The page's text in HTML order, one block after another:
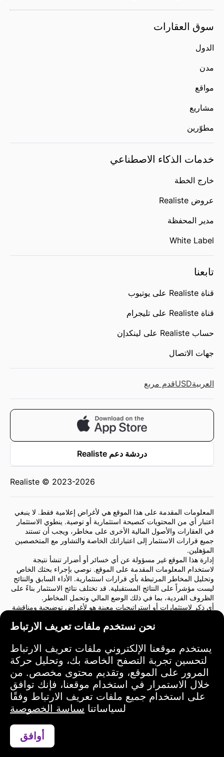
نحن نستخدم ملفات تعريف الارتباط
يستخدم موقعنا الإلكتروني ملفات تعريف الارتباط
لتحسين تجربة التصفح الخاصة بك، وتحليل حركة
المرور على الموقع، وتقديم محتوى مخصص. من
خلال الاستمرار في استخدام موقعنا، فإنك توافق
على استخدام جميع ملفات تعريف الارتباط وفقًا
لسياساتنا سياسة الخصوصية
أوافق
سوق العقارات
الدول
مدن
مواقع
مشاريع
مطوّرين
خدمات الذكاء الاصطناعي
خارج الخطة
عروض Realiste
مدير المحفظة
White Label
تابعنا
قناة Realiste على يوتيوب
قناة Realiste على تليجرام
حساب Realiste على لينكدإن
جهات الاتصال
العربيةUSDقدم مربع
دردشة دعم Realiste
Realiste © 2023-2026
المعلومات المقدمة على هذا الموقع هي لأغراض إعلامية فقط. لا ينبغي
اعتبار أي من المحتويات كنصيحة استثمارية أو توصية. ينطوي الاستثمار
في العقارات والأصول المالية الأخرى على مخاطر، ويجب أن تستند
جميع قرارات الاستثمار إلى اعتباراتك الخاصة والتشاور مع المتخصصين
المؤهلين.
إدارة هذا الموقع غير مسؤولة عن أي خسائر أو أضرار تنشأ نتيجة
لاستخدام المعلومات المقدمة على الموقع. نوصي بإجراء بحثك الخاص
وتحليل المخاطر المرتبطة بأي قرارات استثمارية. الأداء السابق والنتائج
ليست مؤشراً على النتائج المستقبلية. قد تختلف نتائج الاستثمار بناءً على
الظروف الفردية، بما في ذلك الوضع المالي وتحمل المخاطر.
أي ذكر لاستثمارات أو استراتيجيات معينة هو لأغراض توضيحية ومناقشة
قرارات استثمارية. أنت وحدك المسؤول عن أفعالك الاستثمارية
والمخاطر المرتبطة بها.
باستخدام هذا الموقع، فإنك توافق على أن إدارة الموقع ليست مسؤولة
عن أي خسائر أو أضرار مباشرة أو غير مباشرة ناتجة عن استخدام
المعلومات المقدمة على الموقع.
يرجى توخي الحذر والحكمة عند اتخاذ قرارات الاستثمار.
شروط الاستخدام